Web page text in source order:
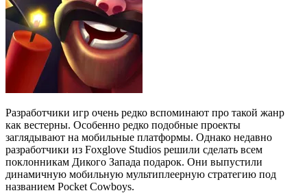
Разработчики игр очень редко вспоминают про такой жанр
как вестерны. Особенно редко подобные проекты
заглядывают на мобильные платформы. Однако недавно
разработчики из Foxglove Studios решили сделать всем
поклонникам Дикого Запада подарок. Они выпустили
динамичную мобильную мультиплеерную стратегию под
названием Pocket Cowboys.